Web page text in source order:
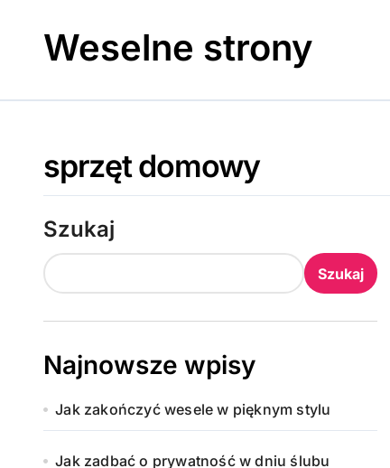
contentWeselne strony
sprzęt domowy
Szukaj
Szukaj
Najnowsze wpisy
Jak zakończyć wesele w pięknym stylu
Jak zadbać o prywatność w dniu ślubu